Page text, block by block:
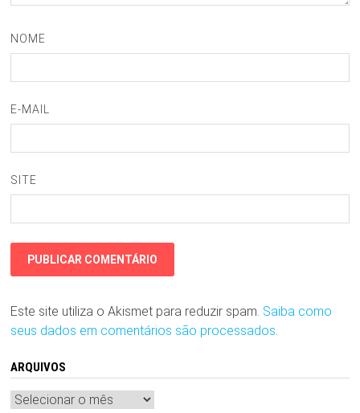
NOME
E-MAIL
SITE
Este site utiliza o Akismet para reduzir spam. Saiba como
seus dados em comentários são processados.
ARQUIVOS
Arquivos